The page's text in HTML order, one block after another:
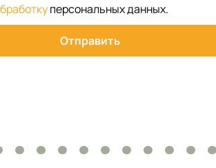
персональных данных.
Отправить